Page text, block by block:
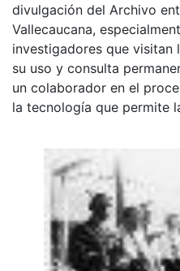
divulgación del Archivo
Vallecaucana,
investigadores que visitan
su uso y consulta
un colaborador en el
la tecnología que permite